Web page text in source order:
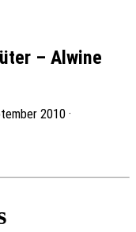
– Alwine
2010 ·